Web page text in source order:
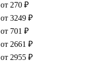
от 270 ₽
от 3249 ₽
от 701 ₽
от 2661 ₽
от 2955 ₽